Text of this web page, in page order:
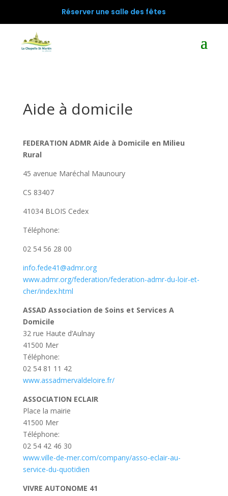
Réserver une salle des fêtes
Aide à domicile
FEDERATION ADMR Aide à Domicile en Milieu
Rural
45 avenue Maréchal Maunoury
CS 83407
41034 BLOIS Cedex
Téléphone:
02 54 56 28 00
info.fede41@admr.org
www.admr.org/federation/federation-admr-du-loir-et-
cher/index.html
ASSAD Association de Soins et Services A
Domicile
32 rue Haute d’Aulnay
41500 Mer
Téléphone:
02 54 81 11 42
www.assadmervaldeloire.fr/
ASSOCIATION ECLAIR
Place la mairie
41500 Mer
Téléphone:
02 54 42 46 30
www.ville-de-mer.com/company/asso-eclair-au-
service-du-quotidien
VIVRE AUTONOME 41